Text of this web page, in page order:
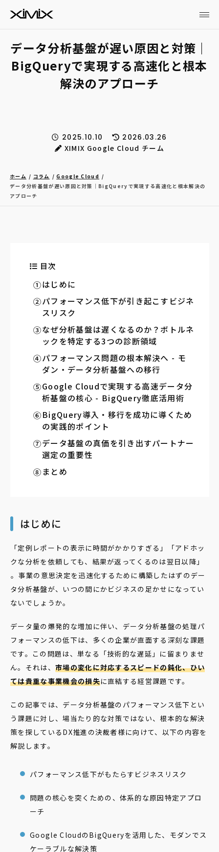
データ分析基盤が遅い原因と対策｜
BigQueryで実現する高速化と根本
解決のアプローチ
2025.10.10
2026.03.26
XIMIX Google Cloud チーム
ホーム コラム
Google Cloud
データ分析基盤が遅い原因と対策｜BigQueryで実現する高速化と根本解決の
アプローチ
目次
はじめに
パフォーマンス低下が引き起こすビジネ
スリスク
なぜ分析基盤は遅くなるのか？ボトルネ
ックを特定する3つの診断領域
パフォーマンス問題の根本解決へ - モ
ダン・データ分析基盤への移行
Google Cloudで実現する高速データ分
析基盤の核心 - BigQuery徹底活用術
BigQuery導入・移行を成功に導くため
の実践的ポイント
データ基盤の真価を引き出すパートナー
選定の重要性
まとめ
はじめに
「定例レポートの表示に時間がかかりすぎる」「アドホッ
クな分析を依頼しても、結果が返ってくるのは翌日以降」
――。事業の意思決定を迅速化するために構築したはずのデー
タ分析基盤が、いつの間にかビジネスの足かせになってい
ないでしょうか。
データ量の爆発的な増加に伴い、データ分析基盤の処理パ
フォーマンスの低下は、多くの企業が直面する深刻な課題
です。この問題は、単なる「技術的な遅延」に留まりませ
ん。それは、 市場の変化に対応するスピードの鈍化、ひい
ては貴重な事業機会の損失に直結する経営課題です。
この記事では、データ分析基盤のパフォーマンス低下とい
う課題に対し、場当たり的な対策ではない、根本的な解決
策を探しているDX推進の決裁者様に向けて、以下の内容を
解説します。
パフォーマンス低下がもたらすビジネスリスク
問題の核心を突くための、体系的な原因特定アプロ
ーチ
Google CloudのBigQueryを活用した、モダンでス
ケーラブルな解決策